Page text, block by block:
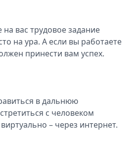
вас трудовое задание
на ура. А если вы работаете
принести вам успех.
в дальнюю
с человеком
– через интернет.